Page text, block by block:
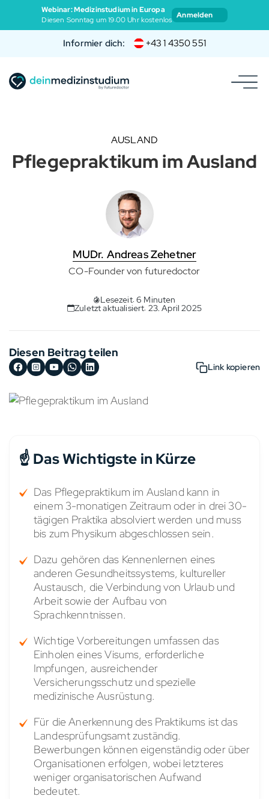
Webinar: Medizinstudium in Europa
Diesen Sonntag um 19:00 Uhr kostenlos Anmelden
Informier dich: +43 1 4350 551
AUSLAND
Pflegepraktikum im Ausland
MUDr. Andreas Zehetner
CO-Founder von futuredoctor
Lesezeit: 6 Minuten
Zuletzt aktualisiert: 23. April 2025
Diesen Beitrag teilen
Link kopieren
☝️ Das Wichtigste in Kürze
Das Pflegepraktikum im Ausland kann in
einem 3-monatigen Zeitraum oder in drei 30-
tägigen Praktika absolviert werden und muss
bis zum Physikum abgeschlossen sein.
Dazu gehören das Kennenlernen eines
anderen Gesundheitssystems, kultureller
Austausch, die Verbindung von Urlaub und
Arbeit sowie der Aufbau von
Sprachkenntnissen.
Wichtige Vorbereitungen umfassen das
Einholen eines Visums, erforderliche
Impfungen, ausreichender
Versicherungsschutz und spezielle
medizinische Ausrüstung.
Für die Anerkennung des Praktikums ist das
Landesprüfungsamt zuständig.
Bewerbungen können eigenständig oder über
Organisationen erfolgen, wobei letzteres
weniger organisatorischen Aufwand
bedeutet.